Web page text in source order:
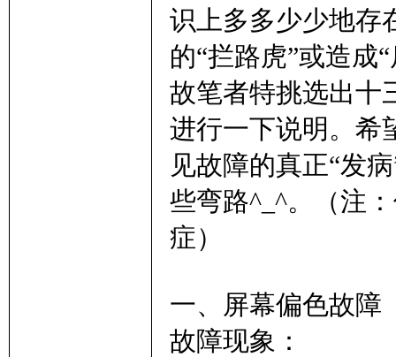
识上多多少少地存
的“拦路虎”或造成
故笔者特挑选出十
进行一下说明。希
见故障的真正“发
些弯路^_^。（注
症）
一、屏幕偏色故障
故障现象：